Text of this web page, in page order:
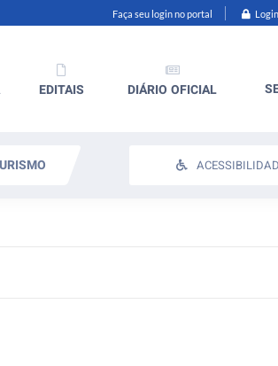
Faça seu login no portal
EDITAIS DIÁRIO OFICIAL